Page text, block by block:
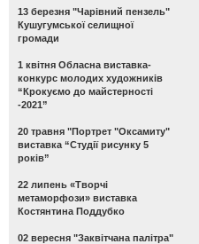
13 березня "Чарівний пензель"
Кушугумської селищної
громади
1 квітня Обласна виставка-
конкурс молодих художників
“Крокуємо до майстерності
-2021”
20 травня "Портрет "Оксамиту"
виставка “Студії рисунку 5
років”
22 липень «Творчі
метаморфози» виставка
Костянтина Поддубко
02 вересня "Заквітчана палітра"